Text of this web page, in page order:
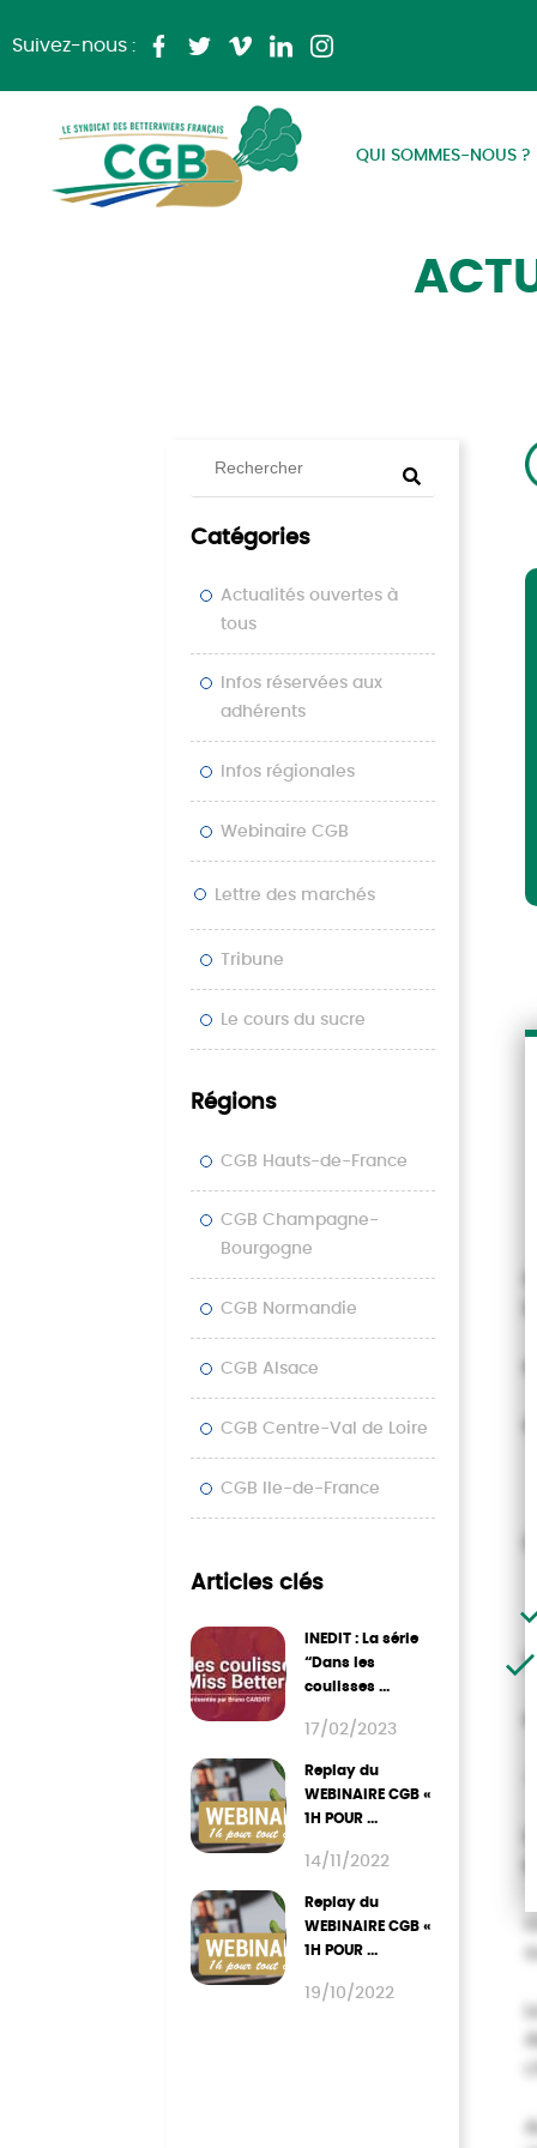
Suivez-nous :
QUI SOMMES-NOUS ?
Catégories
Actualités ouvertes à
tous
Infos réservées aux
adhérents
Infos régionales
Webinaire CGB
Lettre des marchés
Tribune
Le cours du sucre
Régions
CGB Hauts-de-France
CGB Champagne-
Bourgogne
CGB Normandie
CGB Alsace
CGB Centre-Val de Loire
CGB Ile-de-France
Articles clés
INEDIT : La série
“Dans les
coulisses ...
17/02/2023
Replay du
WEBINAIRE CGB «
1H POUR ...
14/11/2022
Replay du
WEBINAIRE CGB «
1H POUR ...
19/10/2022